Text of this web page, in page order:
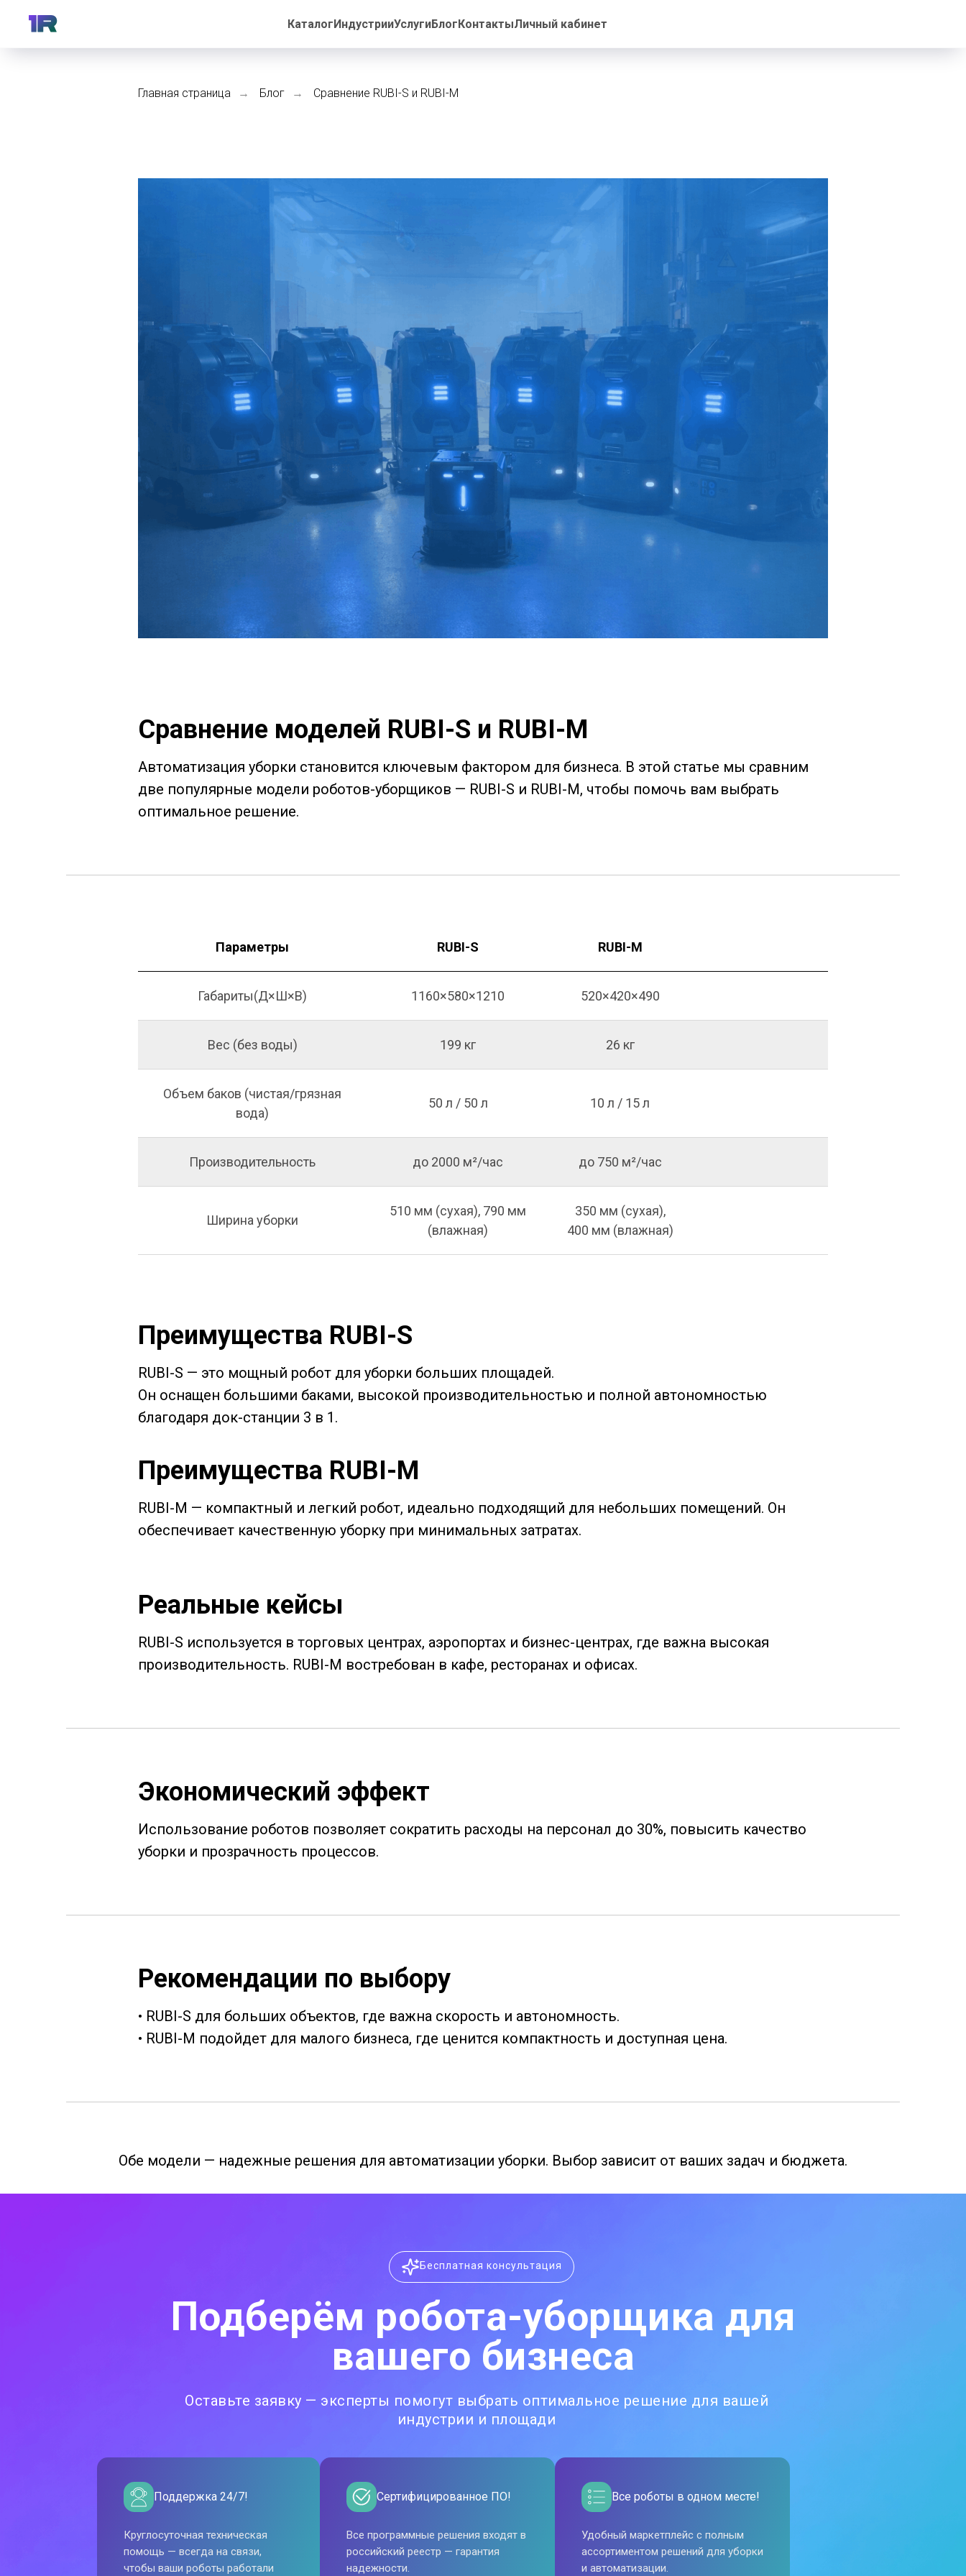
КаталогИндустрииУслугиБлогКонтактыЛичный кабинет
Главная страница → Блог → Сравнение RUBI-S и RUBI-M
Сравнение моделей RUBI-S и RUBI-M
Автоматизация уборки становится ключевым фактором для бизнеса. В этой статье мы сравним
две популярные модели роботов-уборщиков — RUBI-S и RUBI-M, чтобы помочь вам выбрать
оптимальное решение.
Параметры RUBI-S RUBI-M
Габариты(Д×Ш×В) 1160×580×1210 520×420×490
Вес (без воды) 199 кг 26 кг
Объем баков (чистая/грязная
вода)
50 л / 50 л 10 л / 15 л
Производительность до 2000 м²/час до 750 м²/час
Ширина уборки
510 мм (сухая), 790 мм
(влажная)
350 мм (сухая),
400 мм (влажная)
Преимущества RUBI-S
RUBI-S — это мощный робот для уборки больших площадей.
Он оснащен большими баками, высокой производительностью и полной автономностью
благодаря док-станции 3 в 1.
Преимущества RUBI-M
RUBI-M — компактный и легкий робот, идеально подходящий для небольших помещений. Он
обеспечивает качественную уборку при минимальных затратах.
Реальные кейсы
RUBI-S используется в торговых центрах, аэропортах и бизнес-центрах, где важна высокая
производительность. RUBI-M востребован в кафе, ресторанах и офисах.
Экономический эффект
Использование роботов позволяет сократить расходы на персонал до 30%, повысить качество
уборки и прозрачность процессов.
Рекомендации по выбору
• RUBI-S для больших объектов, где важна скорость и автономность.
• RUBI-M подойдет для малого бизнеса, где ценится компактность и доступная цена.
Обе модели — надежные решения для автоматизации уборки. Выбор зависит от ваших задач и бюджета.
Оставьте заявку — эксперты помогут выбрать оптимальное решение для вашей
индустрии и площади
Бесплатная консультация
Подберём робота-уборщика для
вашего бизнеса
Поддержка 24/7!
Круглосуточная техническая
помощь — всегда на связи,
чтобы ваши роботы работали
Сертифицированное ПО!
Все программные решения входят в
российский реестр — гарантия
надежности.
Все роботы в одном месте!
Удобный маркетплейс с полным
ассортиментом решений для уборки
и автоматизации.